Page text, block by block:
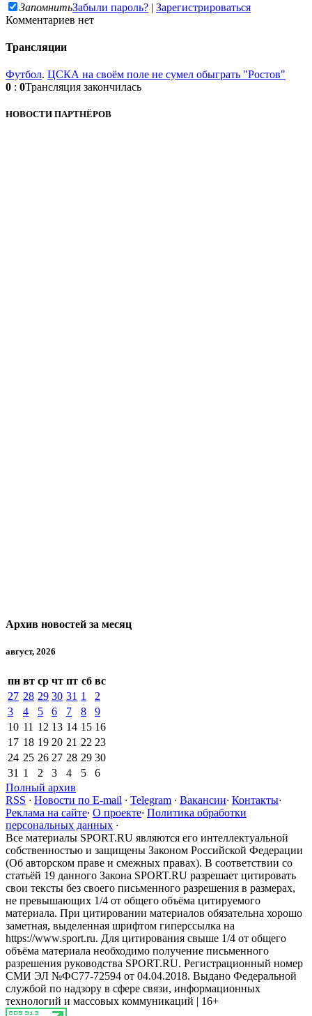
ЗапомнитьЗабыли пароль? | Зарегистрироваться
Комментариев нет
Трансляции
Футбол. ЦСКА на своём поле не сумел обыграть "Ростов"
0 : 0Трансляция закончилась
НОВОСТИ ПАРТНЁРОВ
Архив новостей за месяц
август, 2026
пн вт ср чт пт сб вс
27 28 29 30 31 1
2
3
4 5 6 7 8
9
10 11 12 13 14 15 16
17 18 19 20 21 22 23
24 25 26 27 28 29 30
31 1 2 3 4 5
6
Полный архив
RSS · Новости по E-mail · Telegram · Вакансии· Контакты·
Реклама на сайте· О проекте· Политика обработки
персональных данных ·
Все материалы SPORT.RU являются его интеллектуальной
собственностью и защищены Законом Российской Федерации
(Об авторском праве и смежных правах). В соответствии со
статьёй 19 данного Закона SPORT.RU разрешает цитировать
свои тексты без своего письменного разрешения в размерах,
не превышающих 1/4 от общего объёма цитируемого
материала. При цитировании материалов обязательна хорошо
заметная, выделенная шрифтом гиперссылка на
https://www.sport.ru. Для цитирования свыше 1/4 от общего
объёма материала необходимо получение письменного
разрешения руководства SPORT.RU. Регистрационный номер
СМИ ЭЛ №ФС77-72594 от 04.04.2018. Выдано Федеральной
службой по надзору в сфере связи, информационных
технологий и массовых коммуникаций | 16+